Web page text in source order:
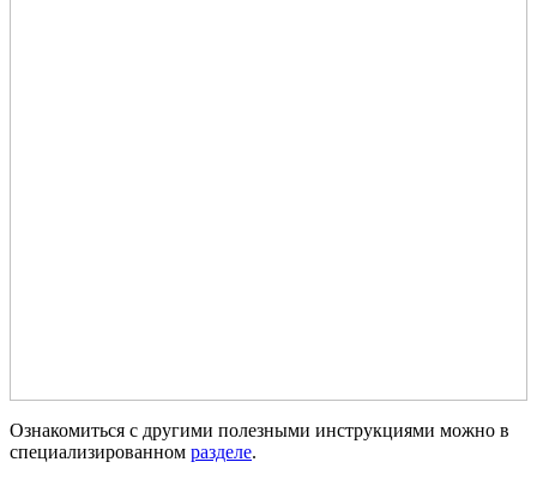
Ознакомиться с другими полезными инструкциями можно в
специализированном разделе.